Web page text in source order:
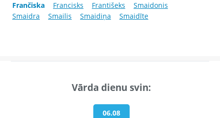
Frančiska
Francisks Františeks
Smaidonis
Smaidra
Smailis Smaidiņa Smaidīte
Vārda dienu svin:
06.08